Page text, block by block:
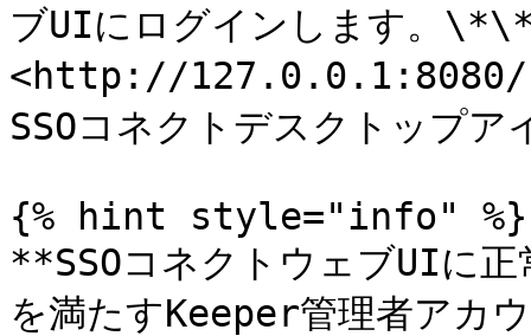
ブUIにログインします。
<http://127.0.0.1:8080/
SSOコネクトデスクトップ
{% hint style="info" %}
**SSOコネクトウェブUIに
を満たすKeeper管理者アカ